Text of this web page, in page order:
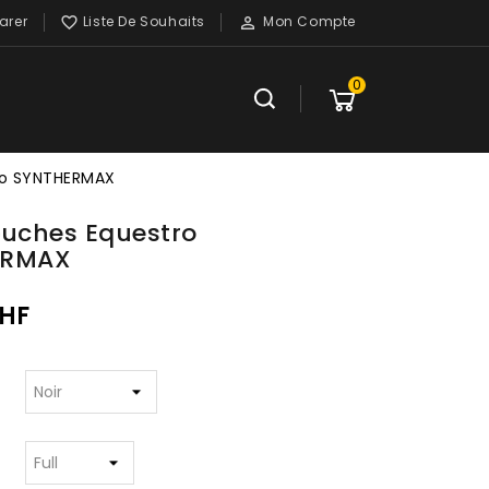
 Mon Compte
 Liste De Souhaits
0
Equestro